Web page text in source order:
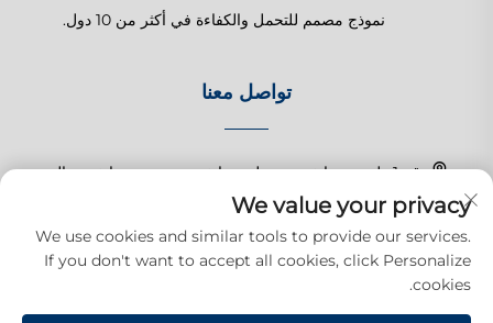
نموذج مصمم للتحمل والكفاءة في أكثر من 10 دول.
تواصل معنا
رقم 1 طريق تشانغتشون، بلدة شانغهو، سوزهو، جيانغسو، الصين
+86-15150179453
[email protected]
We value your privacy
We use cookies and similar tools to provide our services.
If you don't want to accept all cookies, click Personalize
cookies.